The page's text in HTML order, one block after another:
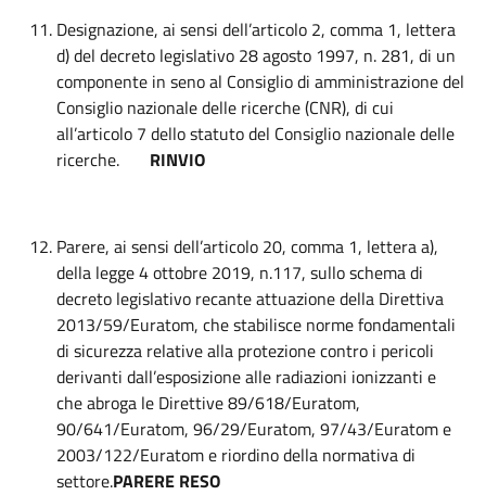
Designazione, ai sensi dell’articolo 2, comma 1, lettera
d) del decreto legislativo 28 agosto 1997, n. 281, di un
componente in seno al Consiglio di amministrazione del
Consiglio nazionale delle ricerche (CNR), di cui
all’articolo 7 dello statuto del Consiglio nazionale delle
ricerche.
RINVIO
Parere, ai sensi dell’articolo 20, comma 1, lettera a),
della legge 4 ottobre 2019, n.117, sullo schema di
decreto legislativo recante attuazione della Direttiva
2013/59/Euratom, che stabilisce norme fondamentali
di sicurezza relative alla protezione contro i pericoli
derivanti dall’esposizione alle radiazioni ionizzanti e
che abroga le Direttive 89/618/Euratom,
90/641/Euratom, 96/29/Euratom, 97/43/Euratom e
2003/122/Euratom e riordino della normativa di
settore.PARERE RESO